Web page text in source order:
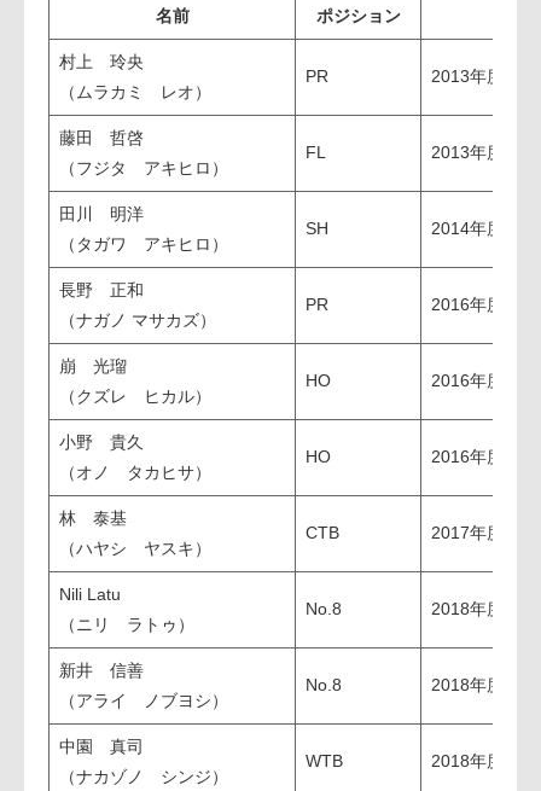
名前 ポジション
村上 玲央
（ムラカミ レオ）
PR 2013年度～
藤田 哲啓
（フジタ アキヒロ）
FL 2013年度～
田川 明洋
（タガワ アキヒロ）
SH 2014年度～
長野 正和
（ナガノ マサカズ）
PR 2016年度～
崩 光瑠
（クズレ ヒカル）
HO 2016年度～
小野 貴久
（オノ タカヒサ）
HO 2016年度～
林 泰基
（ハヤシ ヤスキ）
CTB 2017年度～
Nili Latu
（ニリ ラトゥ）
No.8 2018年度～
新井 信善
（アライ ノブヨシ）
No.8 2018年度～
中園 真司
（ナカゾノ シンジ）
WTB 2018年度～